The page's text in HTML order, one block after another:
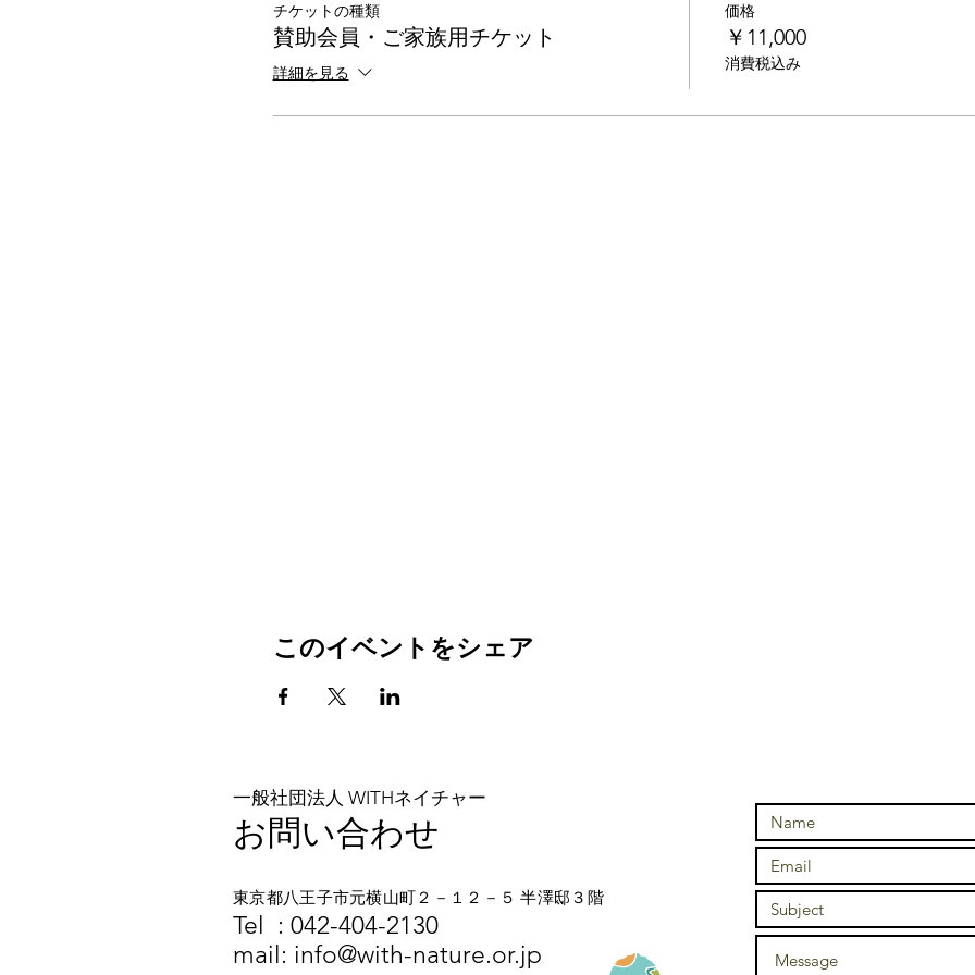
チケットの種類
賛助会員・ご家族用チケット
詳細を見る
価格
￥11,000
消費税込み
このイベントをシェア
一般社団法人 WITHネイチャー
お問い合わせ
東京都八王子市元横山町２－１２－５ 半澤邸３階
​​Tel : 042-404-2130
mail: info@with-nature.or.jp